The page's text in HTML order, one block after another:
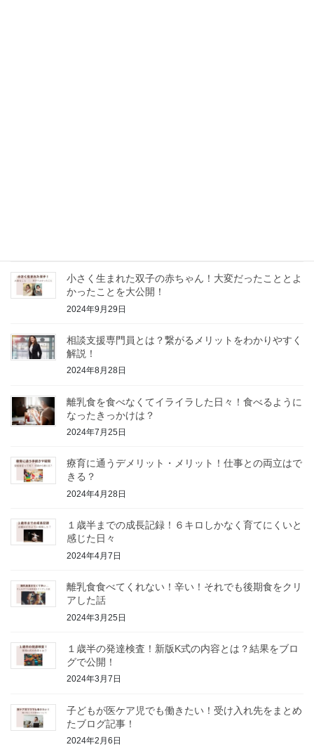
小さく生まれた双子の赤ちゃん！大変だったこととよ
かったことを大公開！
2024年9月29日
相談支援専門員とは？繋がるメリットをわかりやすく
解説！
2024年8月28日
離乳食を食べなくてイライラした日々！食べるように
なったきっかけは？
2024年7月25日
療育に通うデメリット・メリット！仕事との両立はで
きる？
2024年4月28日
１歳半までの成長記録！６キロしかなく育てにくいと
感じた日々
2024年4月7日
離乳食食べてくれない！辛い！それでも後期食をクリ
アした話
2024年3月25日
１歳半の発達検査！新版K式の内容とは？結果をブロ
グで公開！
2024年3月7日
子どもが医ケア児でも働きたい！受け入れ先をまとめ
たブログ記事！
2024年2月6日